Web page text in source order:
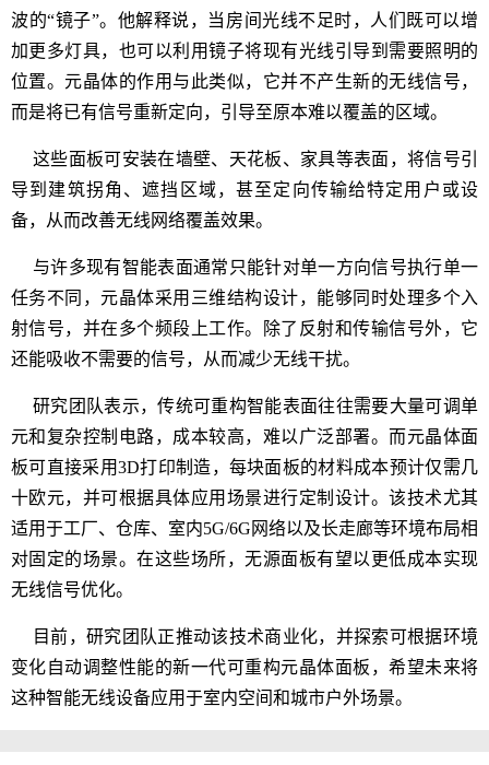
波的“镜子”。他解释说，当房间光线不足时，人们既可以增
加更多灯具，也可以利用镜子将现有光线引导到需要照明的
位置。元晶体的作用与此类似，它并不产生新的无线信号，
而是将已有信号重新定向，引导至原本难以覆盖的区域。
这些面板可安装在墙壁、天花板、家具等表面，将信号引
导到建筑拐角、遮挡区域，甚至定向传输给特定用户或设
备，从而改善无线网络覆盖效果。
与许多现有智能表面通常只能针对单一方向信号执行单一
任务不同，元晶体采用三维结构设计，能够同时处理多个入
射信号，并在多个频段上工作。除了反射和传输信号外，它
还能吸收不需要的信号，从而减少无线干扰。
研究团队表示，传统可重构智能表面往往需要大量可调单
元和复杂控制电路，成本较高，难以广泛部署。而元晶体面
板可直接采用3D打印制造，每块面板的材料成本预计仅需几
十欧元，并可根据具体应用场景进行定制设计。该技术尤其
适用于工厂、仓库、室内5G/6G网络以及长走廊等环境布局相
对固定的场景。在这些场所，无源面板有望以更低成本实现
无线信号优化。
目前，研究团队正推动该技术商业化，并探索可根据环境
变化自动调整性能的新一代可重构元晶体面板，希望未来将
这种智能无线设备应用于室内空间和城市户外场景。